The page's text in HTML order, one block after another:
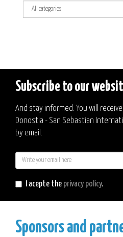
Subscribe to our
And stay informed. You will
Donostia - San Sebastian
by email.
I acepte the privacy policy.
Sponsors and